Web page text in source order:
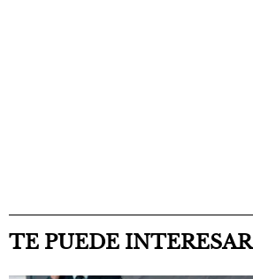
TE PUEDE INTERESAR